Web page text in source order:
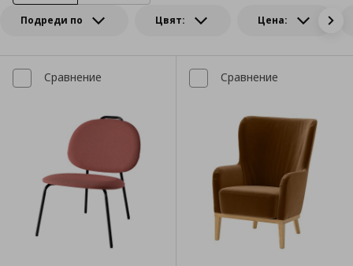
Подреди по Цвят: Цена:
Сравнение Сравнение